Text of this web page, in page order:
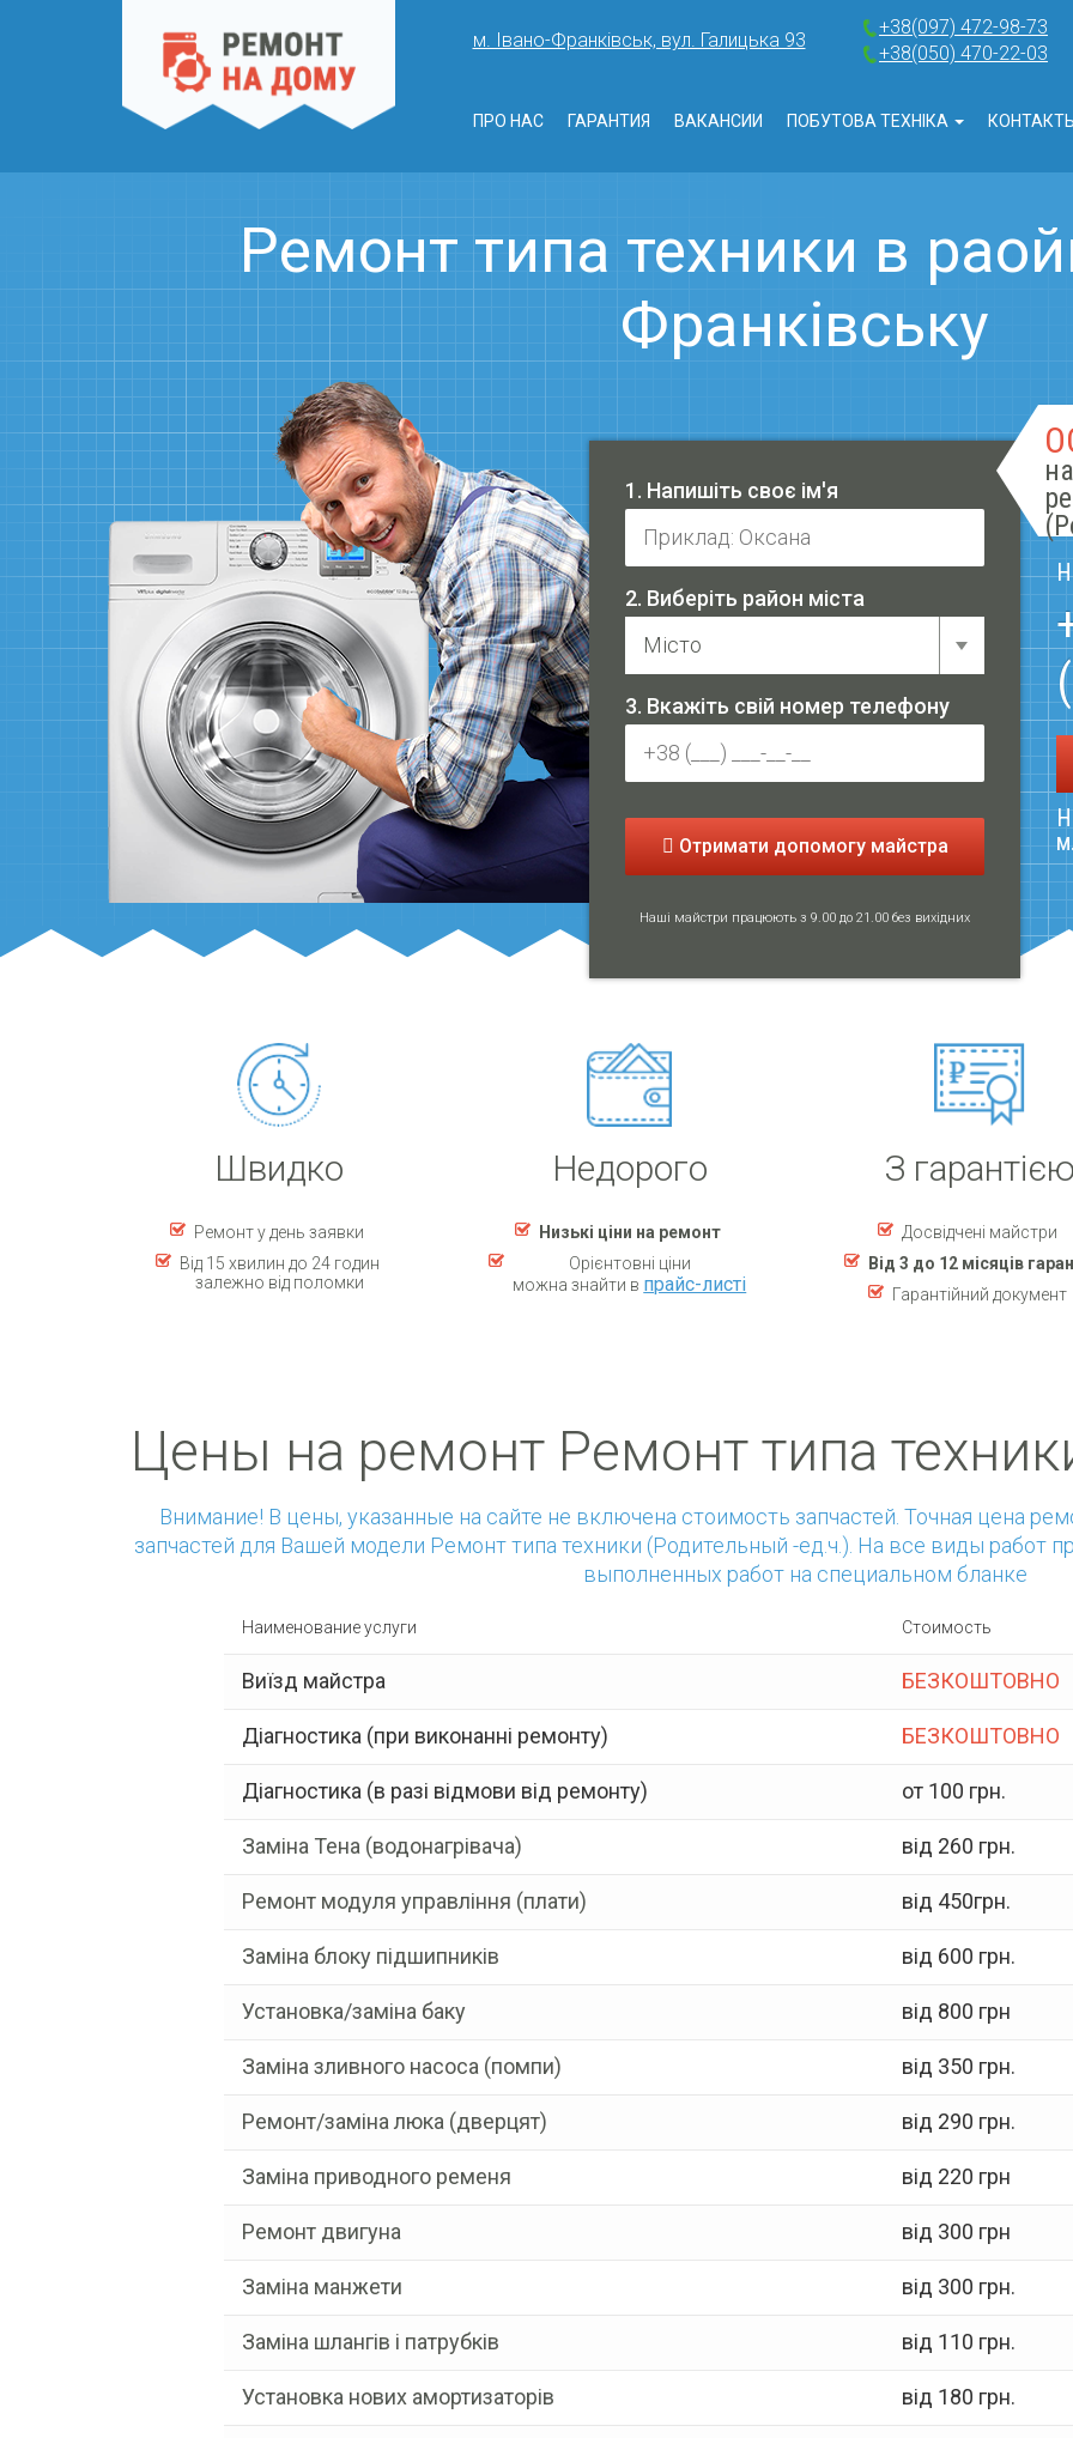
м. Івано-Франківськ, вул. Галицька 93
+38(097) 472-98-73
+38(050) 470-22-03
ПРО НАС ГАРАНТИЯ ВАКАНСИИ ПОБУТОВА ТЕХНІКА
Ремонт типа техники в
Франківську
1. Напишіть своє ім'я
2. Виберіть район міста
3. Вкажіть свій номер телефону
Отримати допомогу майстра
Наші майстри працюють з 9.00 до 21.00 без вихідних
Швидко
Ремонт у день заявки
Від 15 хвилин до 24 годин
залежно від поломки
Недорого
Низькі ціни на ремонт
Орієнтовні ціни
можна знайти в прайс-листі
З
Досвідчені майстри
Від 3 до 12 місяців
Гарантійний документ
Цены на ремонт Ремонт типа
Внимание! В цены, указанные на сайте не включена стоимость запчастей. Точная цена
запчастей для Вашей модели Ремонт типа техники (Родительный -ед.ч.). На все виды работ
выполненных работ на специальном бланке
Наименование услуги Стоимость
Виїзд майстра БЕЗКОШТОВНО
Діагностика (при виконанні ремонту) БЕЗКОШТОВНО
Діагностика (в разі відмови від ремонту) от 100 грн.
Заміна Тена (водонагрівача) від 260 грн.
Ремонт модуля управління (плати) від 450грн.
Заміна блоку підшипників від 600 грн.
Установка/заміна баку від 800 грн
Заміна зливного насоса (помпи) від 350 грн.
Ремонт/заміна люка (дверцят) від 290 грн.
Заміна приводного ременя від 220 грн
Ремонт двигуна від 300 грн
Заміна манжети від 300 грн.
Заміна шлангів і патрубків від 110 грн.
Установка нових амортизаторів від 180 грн.